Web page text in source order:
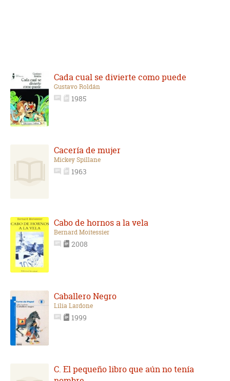
Cada cual se divierte como puede
Gustavo Roldán
1985
Cacería de mujer
Mickey Spillane
1963
Cabo de hornos a la vela
Bernard Moitessier
2008
Caballero Negro
Lilia Lardone
1999
C. El pequeño libro que aún no tenía